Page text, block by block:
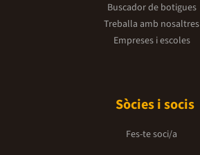
Buscador de botigues
Treballa amb nosaltres
Empreses i escoles
Sòcies i socis
Fes-te soci/a